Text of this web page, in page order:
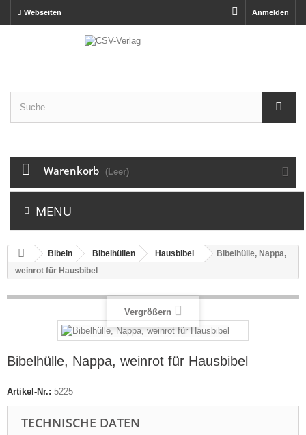
Anmelden
Webseiten
Warenkorb (Leer)
MENU
Bibeln Bibelhüllen Hausbibel
Bibelhülle, Nappa,
weinrot für Hausbibel
Vergrößern
Bibelhülle, Nappa, weinrot für Hausbibel
Artikel-Nr.: 5225
TECHNISCHE DATEN